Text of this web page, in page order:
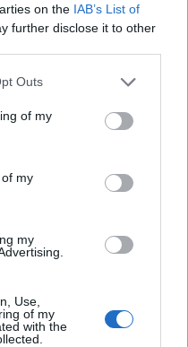
on the IAB’s List of
further disclose it to other
one or more Google
You may click to
its third-party tags to
in below Google
Outs
of my
my
my
Use,
of my
with the
reCAPTCHA, ισχύουν
ΔΗΜΟΠΡΑΣΙΩΝ
ΖΩΓΡΑΦΙΚΗΣ